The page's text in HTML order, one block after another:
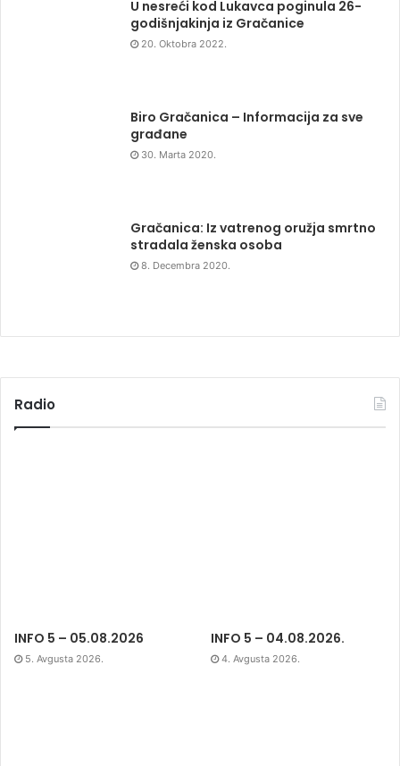
U nesreći kod Lukavca poginula 26-
godišnjakinja iz Gračanice
20. Oktobra 2022.
Biro Gračanica – Informacija za sve
građane
30. Marta 2020.
Gračanica: Iz vatrenog oružja smrtno
stradala ženska osoba
8. Decembra 2020.
Radio
INFO 5 – 05.08.2026
5. Avgusta 2026.
INFO 5 – 04.08.2026.
4. Avgusta 2026.